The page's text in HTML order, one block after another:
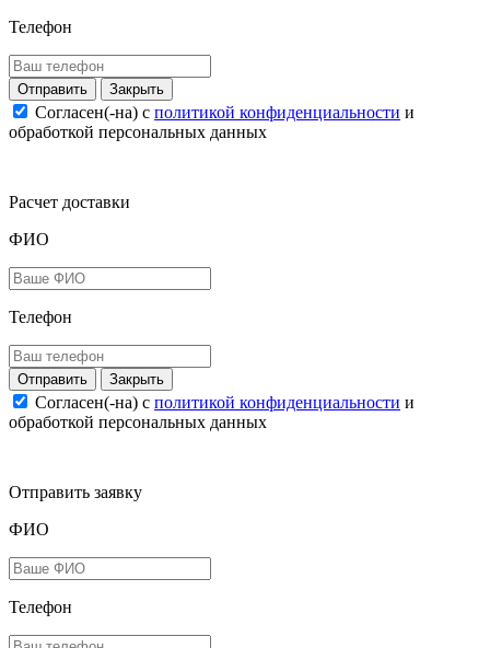
Телефон
Закрыть
Согласен(-на) c политикой конфиденциальности и
обработкой персональных данных
Расчет доставки
ФИО
Телефон
Закрыть
Согласен(-на) c политикой конфиденциальности и
обработкой персональных данных
Отправить заявку
ФИО
Телефон